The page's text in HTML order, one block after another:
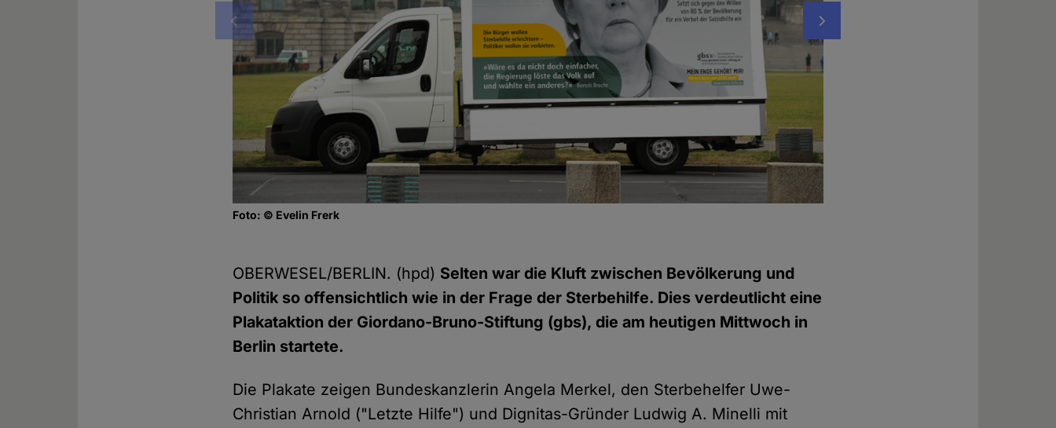
Vorheriges
Foto: © Evelin Frerk
OBERWESEL/BERLIN. (hpd) Selten war die Kluft zwischen Bevölkerung und
Politik so offensichtlich wie in der Frage der Sterbehilfe. Dies verdeutlicht eine
Plakataktion der Giordano-Bruno-Stiftung (gbs), die am heutigen Mittwoch in
Berlin startete.
Die Plakate zeigen Bundeskanzlerin Angela Merkel, den Sterbehelfer Uwe-
Christian Arnold ("Letzte Hilfe") und Dignitas-Gründer Ludwig A. Minelli mit